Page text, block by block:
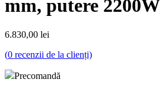
mm, putere 2200W
6.830,00 lei
(0 recenzii de la clienți)
Precomandă